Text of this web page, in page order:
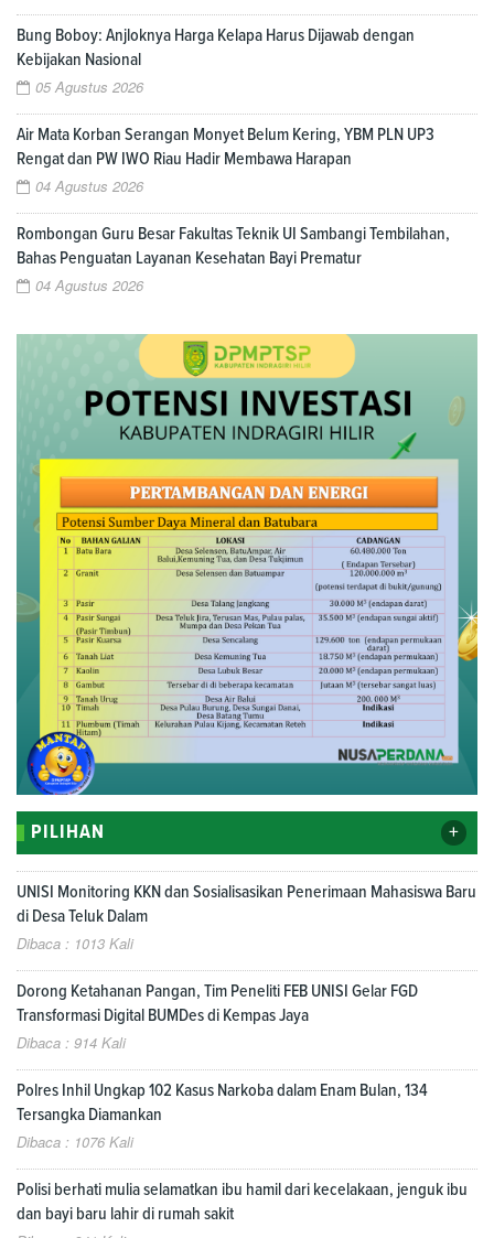
Bung Boboy: Anjloknya Harga Kelapa Harus Dijawab dengan
Kebijakan Nasional
05 Agustus 2026
Air Mata Korban Serangan Monyet Belum Kering, YBM PLN UP3
Rengat dan PW IWO Riau Hadir Membawa Harapan
04 Agustus 2026
Rombongan Guru Besar Fakultas Teknik UI Sambangi Tembilahan,
Bahas Penguatan Layanan Kesehatan Bayi Prematur
04 Agustus 2026
PILIHAN +
UNISI Monitoring KKN dan Sosialisasikan Penerimaan Mahasiswa Baru
di Desa Teluk Dalam
Dibaca : 1013 Kali
Dorong Ketahanan Pangan, Tim Peneliti FEB UNISI Gelar FGD
Transformasi Digital BUMDes di Kempas Jaya
Dibaca : 914 Kali
Polres Inhil Ungkap 102 Kasus Narkoba dalam Enam Bulan, 134
Tersangka Diamankan
Dibaca : 1076 Kali
Polisi berhati mulia selamatkan ibu hamil dari kecelakaan, jenguk ibu
dan bayi baru lahir di rumah sakit